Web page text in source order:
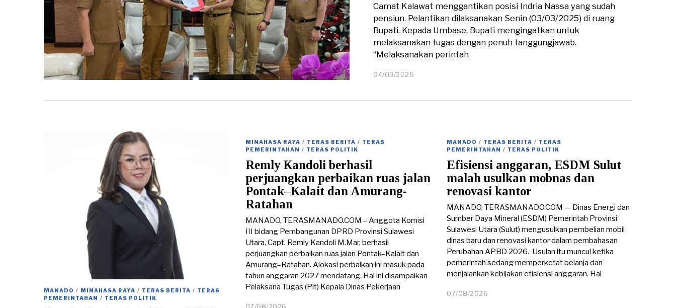
Camat Kalawat menggantikan posisi Indria Nassa yang sudah
pensiun. Pelantikan dilaksanakan Senin (03/03/2025) di ruang
Bupati. Kepada Umbase, Bupati mengingatkan untuk
melaksanakan tugas dengan penuh tanggungjawab.
“Melaksanakan perintah
04/03/2025
0
MANADO / MINAHASA RAYA / TERAS BERITA / TERAS
PEMERINTAHAN / TERAS POLITIK
MINAHASA RAYA / TERAS BERITA / TERAS
PEMERINTAHAN
/ TERAS POLITIK
Remly Kandoli berhasil
perjuangkan perbaikan ruas jalan
Pontak–Kalait dan Amurang-
Ratahan
MANADO, TERASMANADO.COM – Anggota Komisi
III bidang Pembangunan DPRD Provinsi Sulawesi
Utara, Capt. Remly Kandoli M.Mar, berhasil
perjuangkan perbaikan ruas jalan Pontak–Kalait dan
Amurang–Ratahan. Alokasi perbaikan ini masuk pada
tahun anggaran 2027 mendatang. Hal ini disampaikan
Pelaksana Tugas (Plt) Kepala Dinas Pekerjaan
MANADO / TERAS BERITA / TERAS
PEMERINTAHAN
/ TERAS POLITIK
Efisiensi anggaran, ESDM Sulut
malah usulkan mobnas dan
renovasi kantor
MANADO, TERASMANADO.COM — Dinas Energi dan
Sumber Daya Mineral (ESDM) Pemerintah Provinsi
Sulawesi Utara (Sulut) mengusulkan pembelian mobil
dinas baru dan renovasi kantor dalam pembahasan
Perubahan APBD 2026. Usulan itu muncul ketika
pemerintah sedang memperketat belanja dan
menjalankan kebijakan efisiensi anggaran. Hal
07/08/2026